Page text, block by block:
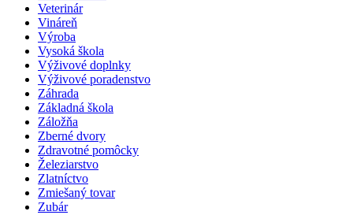
Veterinár
Vináreň
Výroba
Vysoká škola
Výživové doplnky
Výživové poradenstvo
Záhrada
Základná škola
Záložňa
Zberné dvory
Zdravotné pomôcky
Železiarstvo
Zlatníctvo
Zmiešaný tovar
Zubár